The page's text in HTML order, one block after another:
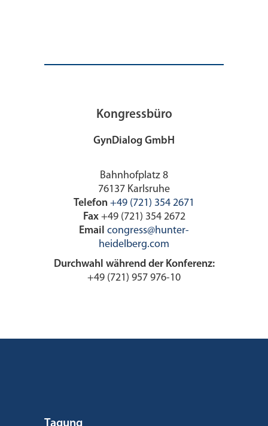
Kongressbüro
GynDialog GmbH
Bahnhofplatz 8
76137 Karlsruhe
Telefon +49 (721) 354 2671
Fax+49 (721) 354 2672
Email congress@hunter-
heidelberg.com
Durchwahl während der Konferenz:
+49 (721) 957 976-10